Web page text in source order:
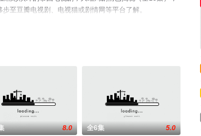
至豆瓣电视剧、电视猫或剧情网等平台了解。
8.0 全6集 5.0